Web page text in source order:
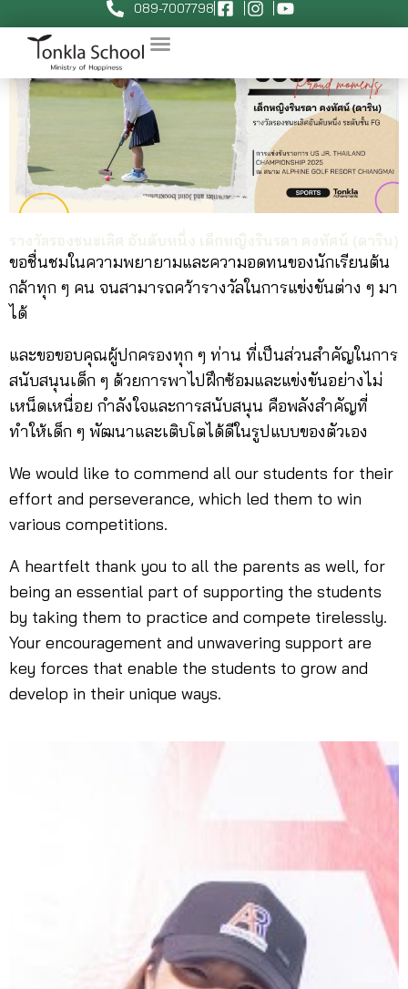
089-7007798
ขอชื่นชมในความพยายามและความอดทนของนักเรียนต้น
กล้าทุก ๆ คน จนสามารถคว้ารางวัลในการแข่งขันต่าง ๆ มา
ได้
และขอขอบคุณผู้ปกครองทุก ๆ ท่าน ที่เป็นส่วนสำคัญในการ
สนับสนุนเด็ก ๆ ด้วยการพาไปฝึกซ้อมและแข่งขันอย่างไม่
เหน็ดเหนื่อย กำลังใจและการสนับสนุน คือพลังสำคัญที่
ทำให้เด็ก ๆ พัฒนาและเติบโตได้ดีในรูปแบบของตัวเอง
We would like to commend all our students for their
effort and perseverance, which led them to win
various competitions.
A heartfelt thank you to all the parents as well, for
being an essential part of supporting the students
by taking them to practice and compete tirelessly.
Your encouragement and unwavering support are
key forces that enable the students to grow and
develop in their unique ways.